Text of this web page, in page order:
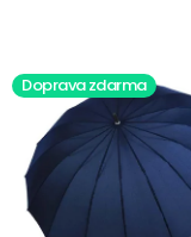
Deštníky
Gastro
s
o
d
Doprava zdarma